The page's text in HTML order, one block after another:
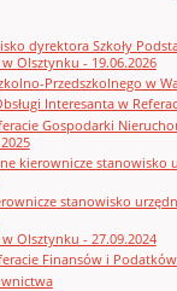
dyrektora Szkoły
Olsztynku - 19.06.2026
Przedszkolnego w
Interesanta w
Gospodarki
kierownicze stanowisko
stanowisko
w Olsztynku - 27.09.2024
Finansów i Podatków